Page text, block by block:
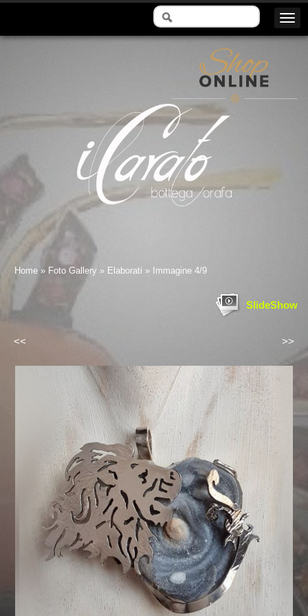
Il Carato - Bottega Orafa
Home » Foto Gallery » Elaborati » Immagine 4/9
SlideShow
<< >>